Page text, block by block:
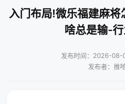
入门布局!微乐福建麻将
啥总是输-
发布时间：2026-08-
发布者：推